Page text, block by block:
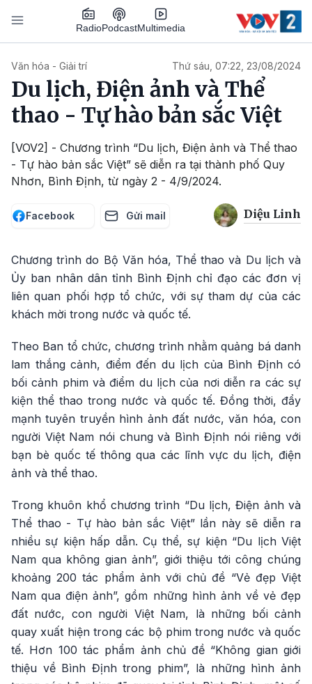
Nhảy đến nội dung
RadioPodcastMultimedia
Văn hóa - Giải trí Thứ sáu, 07:22, 23/08/2024
Du lịch, Điện ảnh và Thể
thao - Tự hào bản sắc Việt
[VOV2] - Chương trình “Du lịch, Điện ảnh và Thể thao
- Tự hào bản sắc Việt” sẽ diễn ra tại thành phố Quy
Nhơn, Bình Định, từ ngày 2 - 4/9/2024.
Facebook Gửi mail Diệu Linh
Chương trình do Bộ Văn hóa, Thể thao và Du lịch và
Ủy ban nhân dân tỉnh Bình Định chỉ đạo các đơn vị
liên quan phối hợp tổ chức, với sự tham dự của các
khách mời trong nước và quốc tế.
Theo Ban tổ chức, chương trình nhằm quảng bá danh
lam thắng cảnh, điểm đến du lịch của Bình Định có
bối cảnh phim và điểm du lịch của nơi diễn ra các sự
kiện thể thao trong nước và quốc tế. Đồng thời, đẩy
mạnh tuyên truyền hình ảnh đất nước, văn hóa, con
người Việt Nam nói chung và Bình Định nói riêng với
bạn bè quốc tế thông qua các lĩnh vực du lịch, điện
ảnh và thể thao.
Trong khuôn khổ chương trình “Du lịch, Điện ảnh và
Thể thao - Tự hào bản sắc Việt” lần này sẽ diễn ra
nhiều sự kiện hấp dẫn. Cụ thể, sự kiện “Du lịch Việt
Nam qua không gian ảnh”, giới thiệu tới công chúng
khoảng 200 tác phẩm ảnh với chủ đề “Vẻ đẹp Việt
Nam qua điện ảnh”, gồm những hình ảnh về vẻ đẹp
đất nước, con người Việt Nam, là những bối cảnh
quay xuất hiện trong các bộ phim trong nước và quốc
tế. Hơn 100 tác phẩm ảnh chủ đề “Không gian giới
thiệu về Bình Định trong phim”, là những hình ảnh